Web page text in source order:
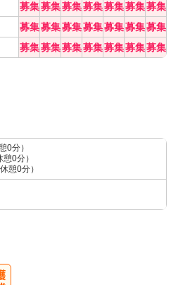
募集募集募集募集募集募集募集
募集募集募集募集募集募集募集
募集募集募集募集募集募集募集
0分）
0分）
憩0分）